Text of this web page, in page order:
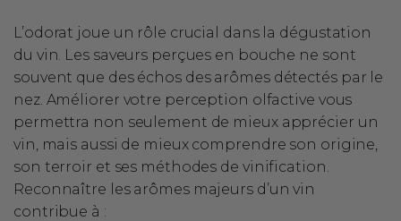
L’odorat joue un rôle crucial dans la dégustation
du vin. Les saveurs perçues en bouche ne sont
souvent que des échos des arômes détectés par le
nez. Améliorer votre perception olfactive vous
permettra non seulement de mieux apprécier un
vin, mais aussi de mieux comprendre son origine,
son terroir et ses méthodes de vinification.
Reconnaître les arômes majeurs d’un vin
contribue à :